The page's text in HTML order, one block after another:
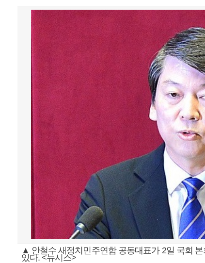
▲ 안철수 새정치민주연합 공동대표가 2일 국회
있다. <뉴시스>